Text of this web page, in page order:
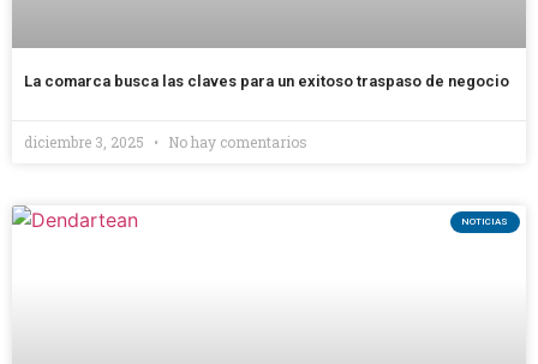
La comarca busca las claves para un exitoso traspaso de negocio
diciembre 3, 2025 No hay comentarios
NOTICIAS